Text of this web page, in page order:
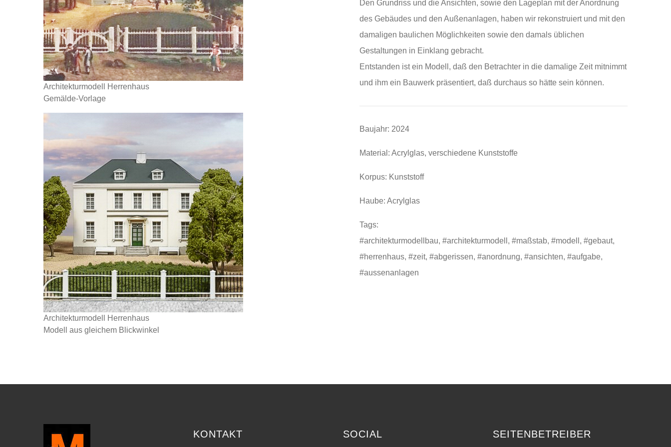
Architekturmodell Herrenhaus
Gemälde-Vorlage
Architekturmodell Herrenhaus
Modell aus gleichem Blickwinkel
Den Grundriss und die Ansichten, sowie den Lageplan mit der Anordnung
des Gebäudes und den Außenanlagen, haben wir rekonstruiert und mit den
damaligen baulichen Möglichkeiten sowie den damals üblichen
Gestaltungen in Einklang gebracht.
Entstanden ist ein Modell, daß den Betrachter in die damalige Zeit mitnimmt
und ihm ein Bauwerk präsentiert, daß durchaus so hätte sein können.
Baujahr: 2024
Material: Acrylglas, verschiedene Kunststoffe
Korpus: Kunststoff
Haube: Acrylglas
Tags:
#architekturmodellbau, #architekturmodell, #maßstab, #modell, #gebaut,
#herrenhaus, #zeit, #abgerissen, #anordnung, #ansichten, #aufgabe,
#aussenanlagen
KONTAKT SOCIAL SEITENBETREIBER